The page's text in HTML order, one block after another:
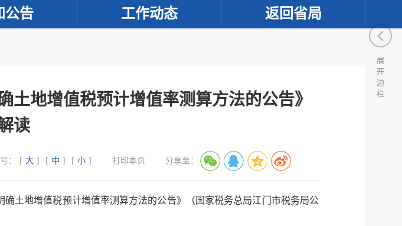
公告 工作动态 返回省局
地增值税预计增值率测算方法的公告》
读
： [ 大 ] [ 中 ] [ 小 ] 打印本页 分享至：
土地增值税预计增值率测算方法的公告》（国家税务总局江门市税务局公
展
开
边
栏